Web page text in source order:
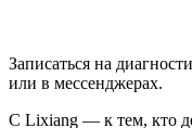
Записаться на
или в мессенджерах.
С Lixiang — к тем, кто